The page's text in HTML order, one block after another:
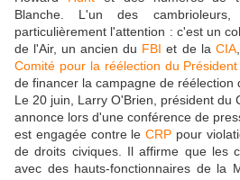
Blanche. L'un des cambrioleurs,
particulièrement l'attention : c'est un
de l'Air, un ancien du FBI et de la CIA
Comité pour la réélection du Président
de financer la campagne de réélection
Le 20 juin, Larry O'Brien, président du
annonce lors d'une conférence de
est engagée contre leCRP pour
de droits civiques. Il affirme que les
avec des hauts-fonctionnaires de la